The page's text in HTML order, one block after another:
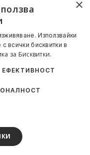
×
Използвайки
всички бисквитки в
за Бисквитки.
ЕФЕКТИВНОСТ